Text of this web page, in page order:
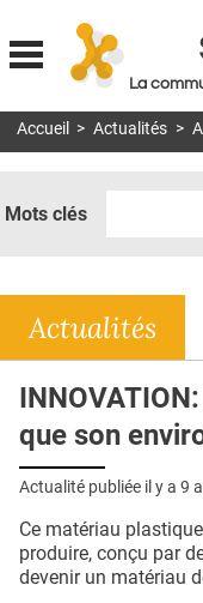
La
MON COMPTE
DOSSIERS
RÉSEAUX
E-REVUE SAD
THÉMA
QUI SOMMES-NOUS ?
Accueil > Actualités >
Mots clés
Actualités
que son
Actualité publiée il y a 9
Ce matériau
produire, conçu par
devenir un matériau